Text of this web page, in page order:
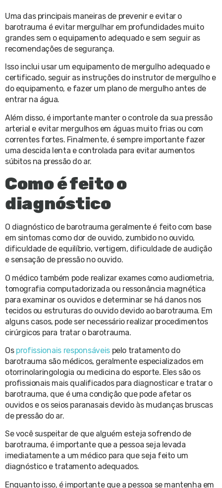
Uma das principais maneiras de prevenir e evitar o
barotrauma é evitar mergulhar em profundidades muito
grandes sem o equipamento adequado e sem seguir as
recomendações de segurança.
Isso inclui usar um equipamento de mergulho adequado e
certificado, seguir as instruções do instrutor de mergulho e
do equipamento, e fazer um plano de mergulho antes de
entrar na água.
Além disso, é importante manter o controle da sua pressão
arterial e evitar mergulhos em águas muito frias ou com
correntes fortes. Finalmente, é sempre importante fazer
uma descida lenta e controlada para evitar aumentos
súbitos na pressão do ar.
Como é feito o
diagnóstico
O diagnóstico de barotrauma geralmente é feito com base
em sintomas como dor de ouvido, zumbido no ouvido,
dificuldade de equilíbrio, vertigem, dificuldade de audição
e sensação de pressão no ouvido.
O médico também pode realizar exames como audiometria,
tomografia computadorizada ou ressonância magnética
para examinar os ouvidos e determinar se há danos nos
tecidos ou estruturas do ouvido devido ao barotrauma. Em
alguns casos, pode ser necessário realizar procedimentos
cirúrgicos para tratar o barotrauma.
Os profissionais responsáveis pelo tratamento do
barotrauma são médicos, geralmente especializados em
otorrinolaringologia ou medicina do esporte. Eles são os
profissionais mais qualificados para diagnosticar e tratar o
barotrauma, que é uma condição que pode afetar os
ouvidos e os seios paranasais devido às mudanças bruscas
de pressão do ar.
Se você suspeitar de que alguém esteja sofrendo de
barotrauma, é importante que a pessoa seja levada
imediatamente a um médico para que seja feito um
diagnóstico e tratamento adequados.
Enquanto isso, é importante que a pessoa se mantenha em